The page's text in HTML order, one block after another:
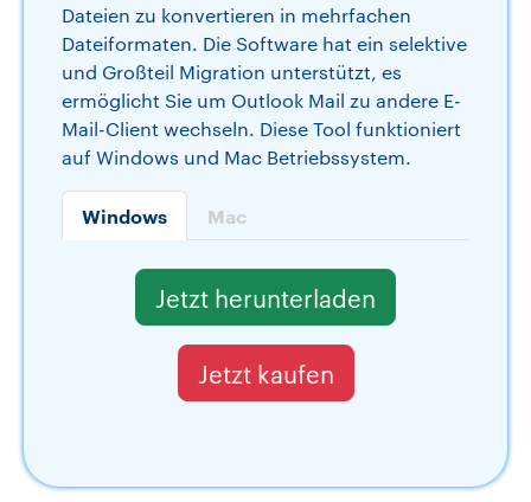
Dateien zu konvertieren in mehrfachen
Dateiformaten. Die Software hat ein selektive
und Großteil Migration unterstützt, es
ermöglicht Sie um Outlook Mail zu andere E-
Mail-Client wechseln. Diese Tool funktioniert
auf Windows und Mac Betriebssystem.
Windows Mac
Jetzt herunterladen
Jetzt kaufen